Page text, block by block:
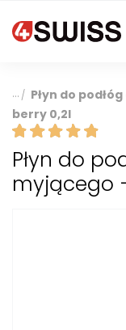
4swiss.pl
/ Płyn do
berry 0,2l
Płyn do
myjącego